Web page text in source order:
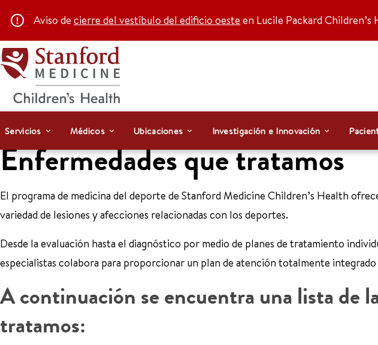
Aviso de cierre del vestíbulo del edificio oeste en Lucile Packard
Servicios Médicos Ubicaciones Investigación e Innovación
Enfermedades que tratamos
El programa de medicina del deporte de Stanford Medicine Children’s Health
variedad de lesiones y afecciones relacionadas con los deportes.
Desde la evaluación hasta el diagnóstico por medio de planes de tratamiento
especialistas colabora para proporcionar un plan de atención totalmente integrado
A continuación se encuentra una lista de
tratamos: